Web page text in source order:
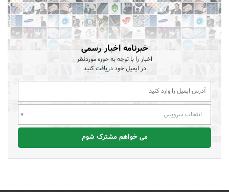
خبرنامه اخبار رسمی
اخبار را با توجه به حوزه موردنظر
در ایمیل خود دریافت کنید
انتخاب سرویس
می خواهم مشترک شوم